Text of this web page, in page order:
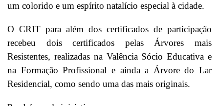
um colorido e um espírito natalício especial à cidade.
O CRIT para além dos certificados de participação
recebeu dois certificados pelas Árvores mais
Resistentes, realizadas na Valência Sócio Educativa e
na Formação Profissional e ainda a Árvore do Lar
Residencial, como sendo uma das mais originais.